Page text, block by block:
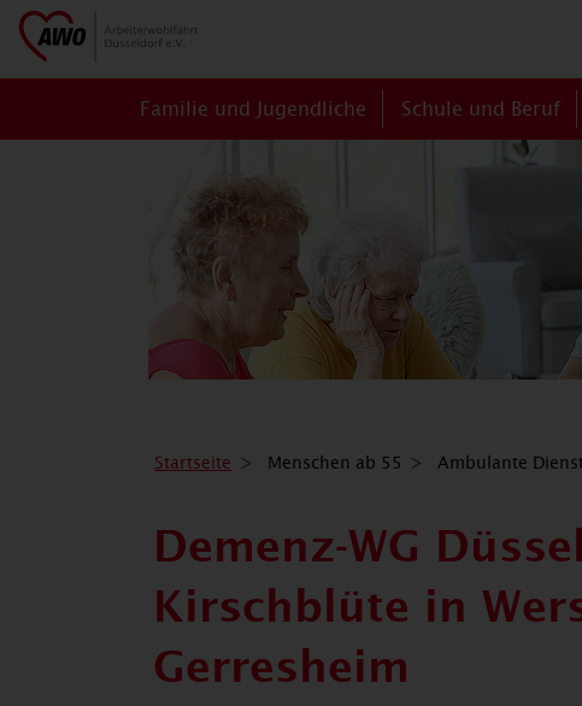
Familie und Jugendliche Schule und Beruf
Startseite Menschen ab 55 Ambulante
Demenz-WG
Kirschblüte in
Gerresheim